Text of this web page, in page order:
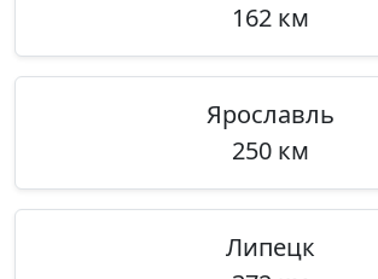
162 км
Ярославль
250 км
Липецк